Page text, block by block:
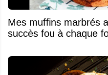
Mes muffins marbrés
succès fou à chaque